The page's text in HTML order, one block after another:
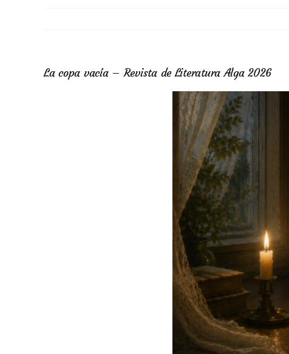
La copa vacía – Revista de Literatura Alga 2026